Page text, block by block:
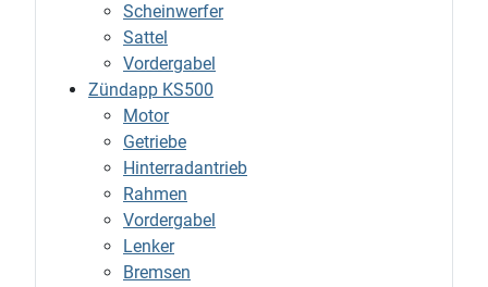
Scheinwerfer
Sattel
Vordergabel
Zündapp KS500
Motor
Getriebe
Hinterradantrieb
Rahmen
Vordergabel
Lenker
Bremsen